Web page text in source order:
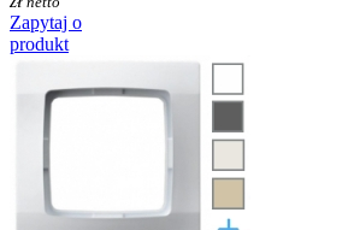
Zapytaj o
produkt